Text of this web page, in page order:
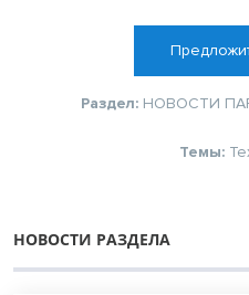
Раздел: НОВОСТИ
Темы:
НОВОСТИ РАЗДЕЛА